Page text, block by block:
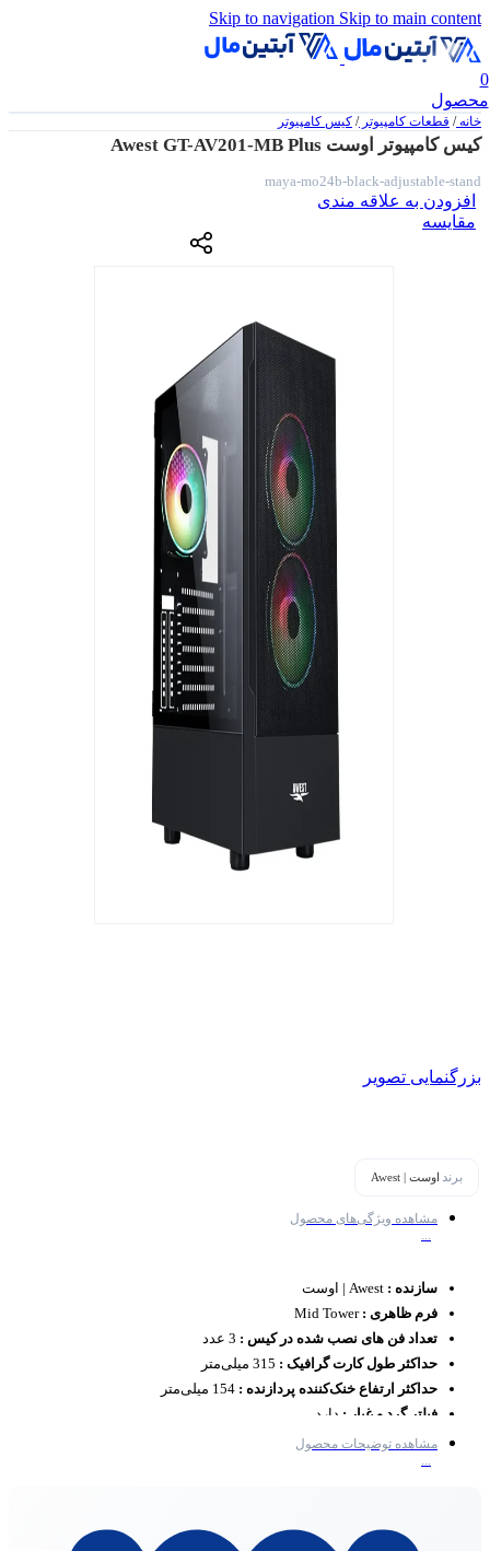
Skip to navigation Skip to main content
0
محصول
خانه/ قطعات کامپیوتر/ کیس کامپیوتر
کیس کامپیوتر اوست Awest GT-AV201-MB Plus
maya-mo24b-black-adjustable-stand
افزودن به علاقه مندی
مقایسه
بزرگنمایی تصویر
برند اوست | Awest
مشاهده ویژگی‌های محصول
سازنده :
فرم ظاهری : Mid Tower
تعداد فن های نصب شده در کیس :
حداکثر طول کارت گرافیک :
حداکثر ارتفاع خنک‌کننده پردازنده :
فیلتر گرد و غبار : دارد
مشاهده توضیحات محصول